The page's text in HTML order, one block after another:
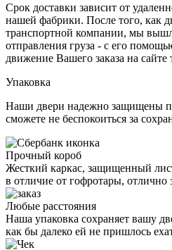
Срок доставки зависит от
нашей фабрики. После того, как
транспортной компании, мы
отправления груза - с его
движение Вашего заказа на
Упаковка
Наши двери надежно защищены
сможете не беспокоиться за
Прочный короб
Жесткий каркас, защищенный
в отличие от гофротары, отлично
Любые расстояния
Наша упаковка сохраняет вашу
как бы далеко ей не пришлось